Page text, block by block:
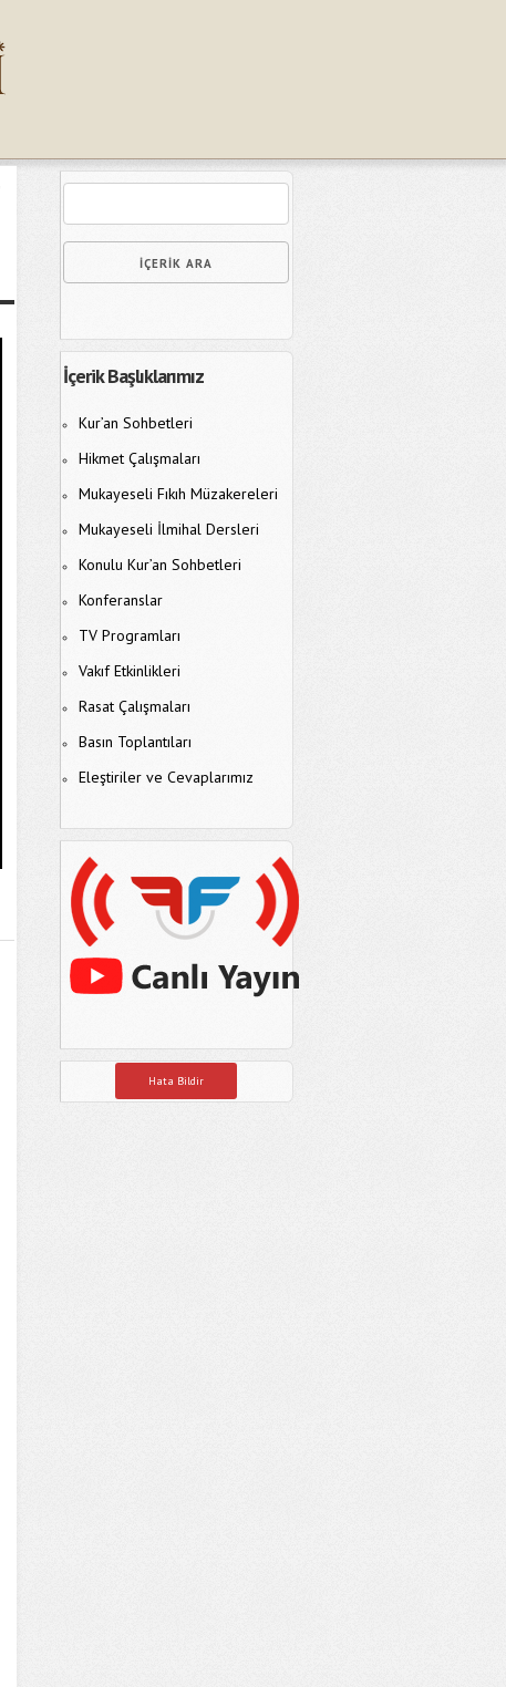
İçerik Başlıklarımız
Kur’an Sohbetleri
Hikmet Çalışmaları
Mukayeseli Fıkıh Müzakereleri
Mukayeseli İlmihal Dersleri
Konulu Kur’an Sohbetleri
Konferanslar
TV Programları
Vakıf Etkinlikleri
Rasat Çalışmaları
Basın Toplantıları
Eleştiriler ve Cevaplarımız
Hata Bildir